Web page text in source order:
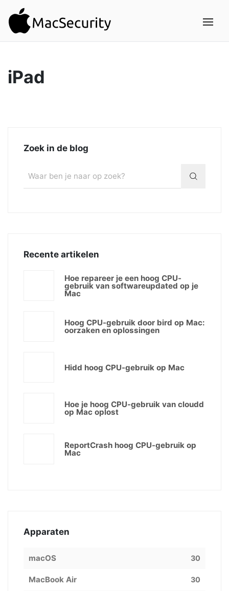
iPad
Zoek in de blog
Recente artikelen
Hoe repareer je een hoog CPU-
gebruik van softwareupdated op je
Mac
Hoog CPU-gebruik door bird op Mac:
oorzaken en oplossingen
Hidd hoog CPU-gebruik op Mac
Hoe je hoog CPU-gebruik van cloudd
op Mac oplost
ReportCrash hoog CPU-gebruik op
Mac
Apparaten
macOS 30
MacBook Air 30